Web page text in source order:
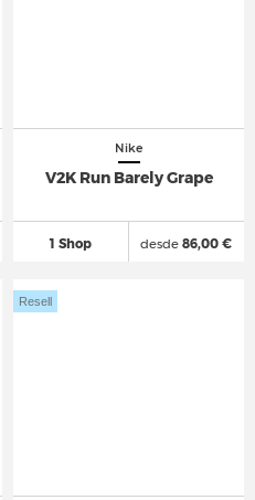
Nike
V2K Run Barely Grape
1 Shop desde 86,00 €
Resell